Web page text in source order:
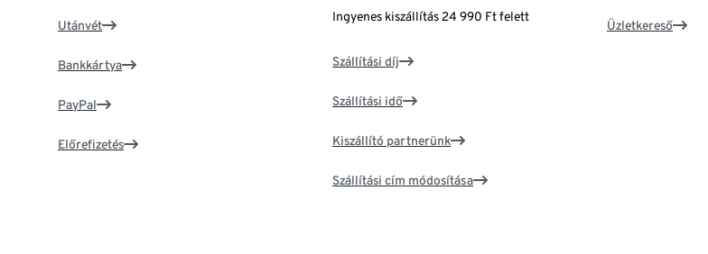
Utánvét
Bankkártya
PayPal
Előrefizetés
Ingyenes kiszállítás 24 990 Ft felett
Szállítási díj
Szállítási idő
Kiszállító partnerünk
Szállítási cím módosítása
Üzletkereső